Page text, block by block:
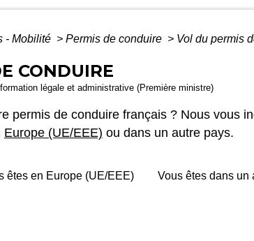
- Mobilité > Permis de conduire > Vol du permis
CONDUIRE
légale et administrative (Première ministre)
permis de conduire français ? Nous vous
Europe (UE/EEE) ou dans un autre pays.
êtes en Europe (UE/EEE) Vous êtes dans un